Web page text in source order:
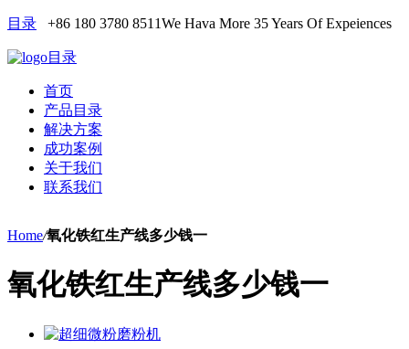
目录 +86 180 3780 8511We Hava More 35 Years Of Expeiences
目录
首页
产品目录
解决方案
成功案例
关于我们
联系我们
Home/氧化铁红生产线多少钱一
氧化铁红生产线多少钱一